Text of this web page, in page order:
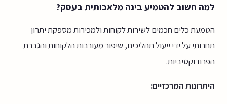
למה חשוב להטמיע בינה מלאכותית בעסק?
הטמעת כלים חכמים לשירות לקוחות ולמכירות מספקת יתרון
תחרותי על ידי ייעול תהליכים, שיפור מעורבות הלקוחות והגברת
הפרודוקטיביות.
היתרונות המרכזיים: